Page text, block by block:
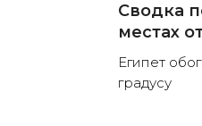
Сводка
местах
Египет
градусу